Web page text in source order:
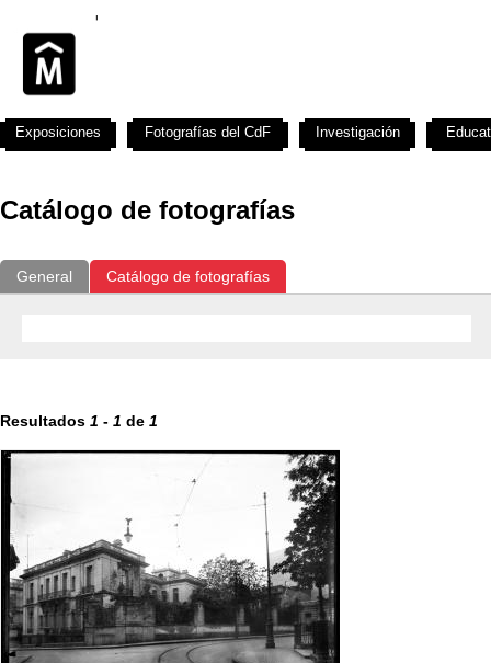
Catálogo de fotografías
General Catálogo de fotografías
Resultados 1 - 1 de 1
Exposiciones Fotografías del CdF Investigación